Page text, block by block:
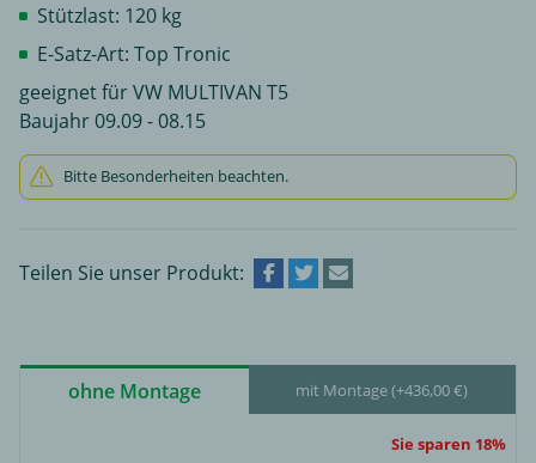
Stützlast: 120 kg
E-Satz-Art: Top Tronic
geeignet für VW MULTIVAN T5
Baujahr 09.09 - 08.15
Bitte Besonderheiten beachten.
Teilen Sie unser Produkt:
ohne Montage mit Montage (+436,00 €)
Sie sparen 18%